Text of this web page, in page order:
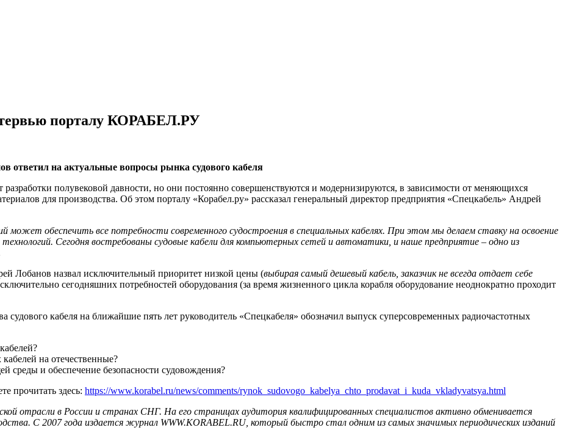
порталу КОРАБЕЛ.РУ
ответил на актуальные вопросы рынка судового кабеля
полувековой давности, но они постоянно совершенствуются и модернизируются, в зависимости от меняющихся
для производства. Об этом порталу «Корабел.ру» рассказал генеральный директор предприятия «Спецкабель» Андрей
может обеспечить все потребности современного судостроения в специальных кабелях. При этом мы делаем ставку на освоение
Сегодня востребованы судовые кабели для компьютерных сетей и автоматики, и наше предприятие – одно из
Лобанов назвал исключительный приоритет низкой цены (выбирая самый дешевый кабель, заказчик не всегда отдает себе
сегодняшних потребностей оборудования (за время жизненного цикла корабля оборудование неоднократно проходит
судового кабеля на ближайшие пять лет руководитель «Спецкабеля» обозначил выпуск суперсовременных радиочастотных
на отечественные?
среды и обеспечение безопасности судовождения?
прочитать здесь: https://www.korabel.ru/news/comments/rynok_sudovogo_kabelya_chto_prodavat_i_kuda_vkladyvatsya.html
отрасли в России и странах СНГ. На его страницах аудитория квалифицированных специалистов активно обменивается
С 2007 года издается журнал WWW.KORABEL.RU, который быстро стал одним из самых значимых периодических изданий